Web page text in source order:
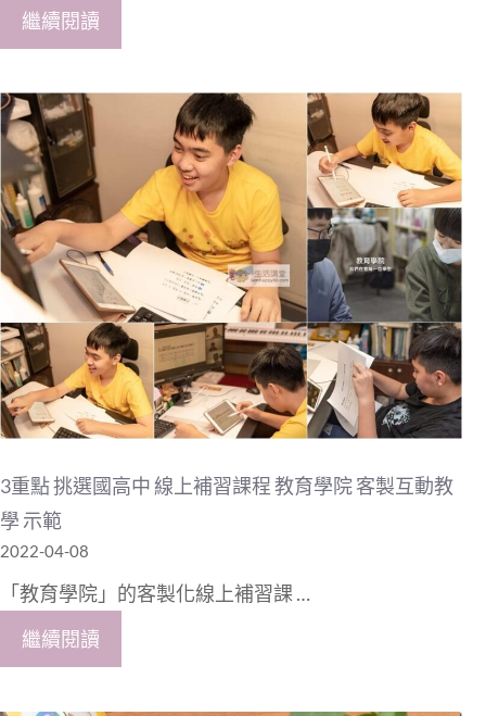
繼續閱讀
3重點 挑選國高中 線上補習課程 教育學院 客製互動教
學 示範
2022-04-08
「教育學院」的客製化線上補習課 …
繼續閱讀